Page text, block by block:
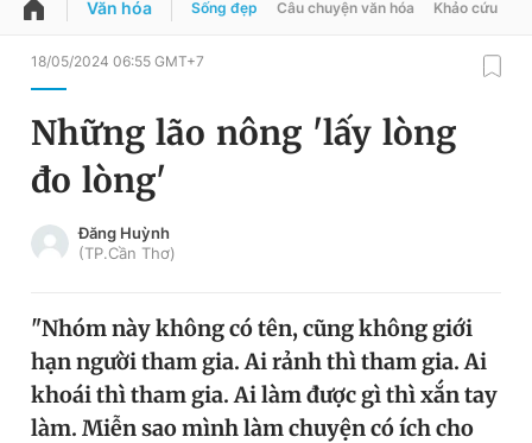
QUẢNG CÁO
Chuyên mục
Chuyên mục khác
Tin thị trường Tin 360
Video Magazine
Đổi mật khẩu
Tin đã lưu
Tin đã xem
Đăng xuất
Văn hóa Sống đẹp Câu chuyện văn hóa Khảo cứu
18/05/2024 06:55 GMT+7
Những lão nông 'lấy lòng
đo lòng'
Đăng Huỳnh
(TP.Cần Thơ)
"Nhóm này không có tên, cũng không giới
hạn người tham gia. Ai rảnh thì tham gia. Ai
khoái thì tham gia. Ai làm được gì thì xắn tay
làm. Miễn sao mình làm chuyện có ích cho